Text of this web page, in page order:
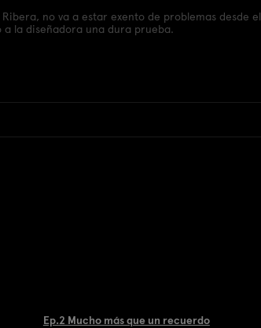
no va a estar exento de problemas desde el
la diseñadora una dura prueba.
Ep.2 Mucho más que un recuerdo